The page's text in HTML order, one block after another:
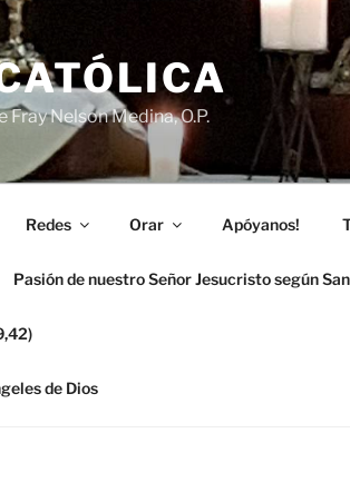
Nelson Medina, O.P.
Redes Orar Apóyanos!
Pasión de nuestro Señor Jesucristo según
de Dios